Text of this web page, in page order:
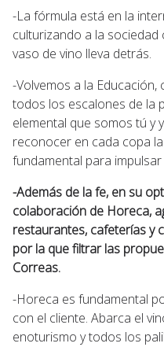
-La fórmula está en la
culturizando a la sociedad
vaso de vino lleva detrás.
-Volvemos a la Educación,
todos los escalones de la
elemental que somos tú y
reconocer en cada copa
fundamental para
-Además de la fe, en su
colaboración de Horeca,
restaurantes, cafeterías y
por la que filtrar las
Correas.
-Horeca es fundamental
con el cliente. Abarca el
enoturismo y todos los